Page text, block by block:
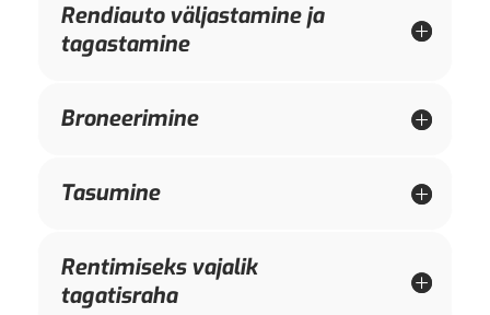
Rendiauto väljastamine ja
tagastamine
Broneerimine
Tasumine
Rentimiseks vajalik
tagatisraha